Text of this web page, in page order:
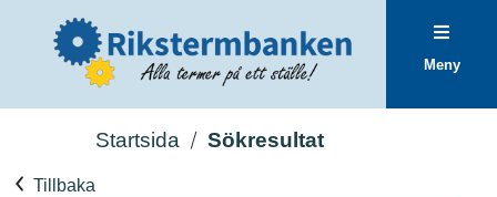
Meny
Startsida Sökresultat
Tillbaka